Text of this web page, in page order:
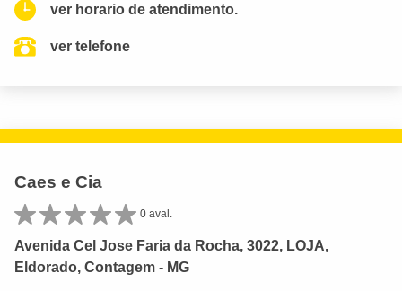
ver horario de atendimento.
ver telefone
Caes e Cia
0 aval.
Avenida Cel Jose Faria da Rocha, 3022, LOJA,
Eldorado, Contagem - MG